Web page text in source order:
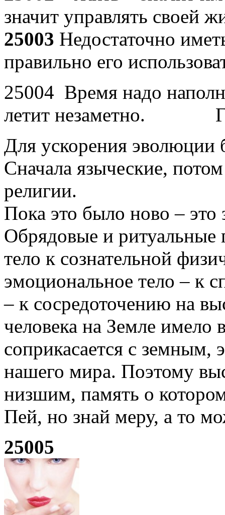
значит управлять своей
25003 Недостаточно
правильно его
25004 Время надо
летит незаметно.
Для ускорения
Сначала языческие,
религии.
Пока это было ново –
Обрядовые и ритуальные
тело к сознательной
эмоциональное тело – к
– к сосредоточению на
человека на Земле имело
соприкасается с земным,
нашего мира. Поэтому
низшим, память о
Пей, но знай меру, а то
25005